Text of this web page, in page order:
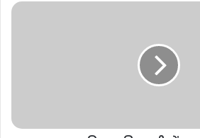
की
Bihar
मखाना